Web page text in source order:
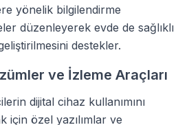
yönelik bilgilendirme
düzenleyerek evde de sağlıklı
destekler.
ve İzleme Araçları
dijital cihaz kullanımını
için özel yazılımlar ve